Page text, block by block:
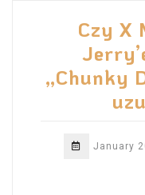
Czy X
„Chunky
January